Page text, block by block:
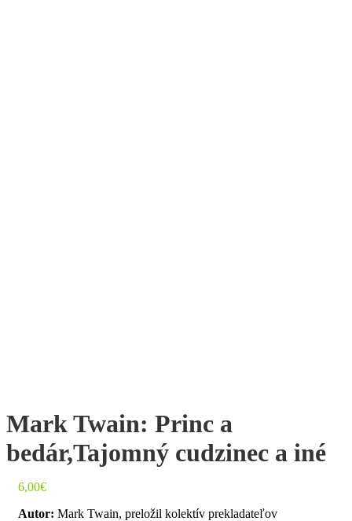
Mark Twain: Princ a
bedár,Tajomný cudzinec a iné
6,00€
Autor: Mark Twain, preložil kolektív prekladateľov